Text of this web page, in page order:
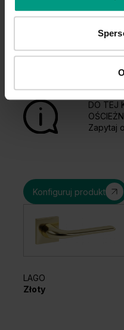
Kupuj
PORTA
wybierzesz.
DO TEJ
Zapytaj
Konfiguruj produkt
LAGO
Złoty